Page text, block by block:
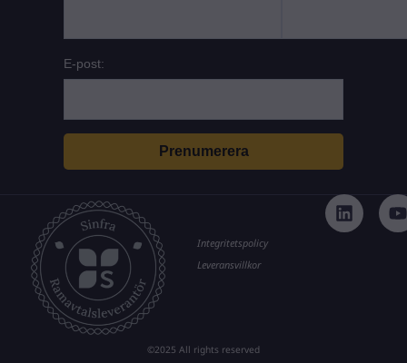
E-post:
i
n
o
u
Integritetspolicy
Leveransvillkor
©2025 All rights reserved